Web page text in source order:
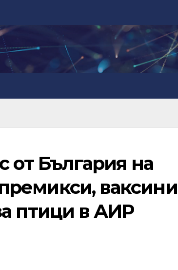
от България на
ваксини
птици в АИР